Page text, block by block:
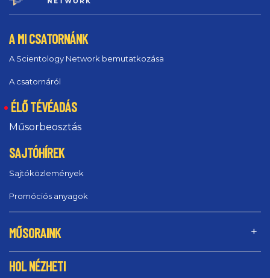
A MI CSATORNÁNK
A Scientology Network bemutatkozása
A csatornáról
ÉLŐ TÉVÉADÁS
Műsorbeosztás
SAJTÓHÍREK
Sajtóközlemények
Promóciós anyagok
MŰSORAINK
HOL NÉZHETI